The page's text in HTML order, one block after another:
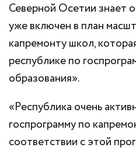
Северной Осетии знает
уже включен в план
капремонту школ,
республике по
образования».
«Республика очень
госпрограмму по
соответствии с этой